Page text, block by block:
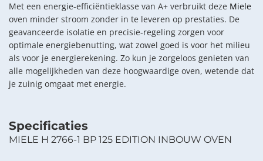
Met een energie-efficiëntieklasse van A+ verbruikt deze Miele
oven minder stroom zonder in te leveren op prestaties. De
geavanceerde isolatie en precisie-regeling zorgen voor
optimale energiebenutting, wat zowel goed is voor het milieu
als voor je energierekening. Zo kun je zorgeloos genieten van
alle mogelijkheden van deze hoogwaardige oven, wetende dat
je zuinig omgaat met energie.
Specificaties
MIELE H 2766-1 BP 125 EDITION INBOUW OVEN